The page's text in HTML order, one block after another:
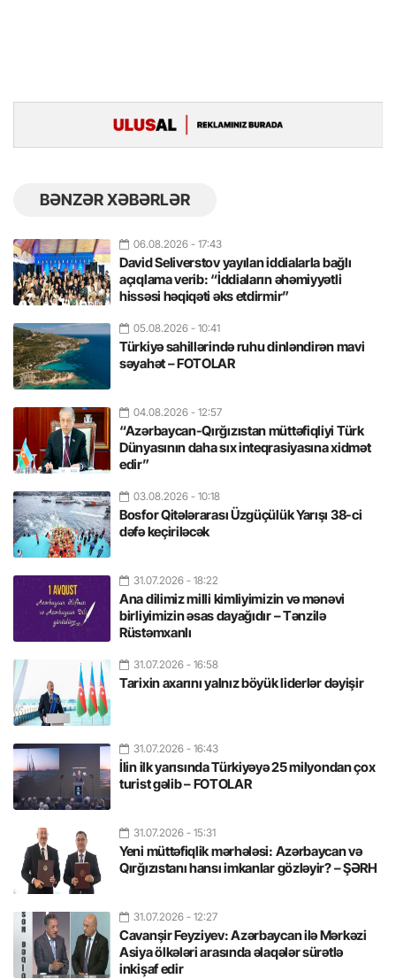
BƏNZƏR XƏBƏRLƏR
06.08.2026 - 17:43
David Seliverstov yayılan iddialarla bağlı
açıqlama verib: “İddiaların əhəmiyyətli
hissəsi həqiqəti əks etdirmir”
05.08.2026 - 10:41
Türkiyə sahillərində ruhu dinləndirən mavi
səyahət – FOTOLAR
04.08.2026 - 12:57
“Azərbaycan-Qırğızıstan müttəfiqliyi Türk
Dünyasının daha sıx inteqrasiyasına xidmət
edir”
03.08.2026 - 10:18
Bosfor Qitələrarası Üzgüçülük Yarışı 38-ci
dəfə keçiriləcək
31.07.2026 - 18:22
Ana dilimiz milli kimliyimizin və mənəvi
birliyimizin əsas dayağıdır – Tənzilə
Rüstəmxanlı
31.07.2026 - 16:58
Tarixin axarını yalnız böyük liderlər dəyişir
31.07.2026 - 16:43
İlin ilk yarısında Türkiyəyə 25 milyondan çox
turist gəlib – FOTOLAR
31.07.2026 - 15:31
Yeni müttəfiqlik mərhələsi: Azərbaycan və
Qırğızıstanı hansı imkanlar gözləyir? – ŞƏRH
31.07.2026 - 12:27
Cavanşir Feyziyev: Azərbaycan ilə Mərkəzi
Asiya ölkələri arasında əlaqələr sürətlə
inkişaf edir